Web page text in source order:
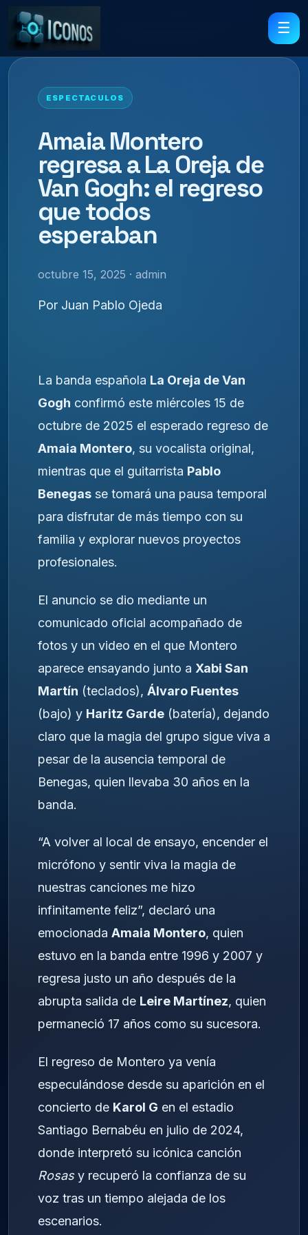
☰
ESPECTACULOS
Amaia Montero
regresa a La Oreja de
Van Gogh: el regreso
que todos
esperaban
octubre 15, 2025 · admin
Por Juan Pablo Ojeda
La banda española La Oreja de Van
Gogh confirmó este miércoles 15 de
octubre de 2025 el esperado regreso de
Amaia Montero, su vocalista original,
mientras que el guitarrista Pablo
Benegas se tomará una pausa temporal
para disfrutar de más tiempo con su
familia y explorar nuevos proyectos
profesionales.
El anuncio se dio mediante un
comunicado oficial acompañado de
fotos y un video en el que Montero
aparece ensayando junto a Xabi San
Martín (teclados), Álvaro Fuentes
(bajo) y Haritz Garde (batería), dejando
claro que la magia del grupo sigue viva a
pesar de la ausencia temporal de
Benegas, quien llevaba 30 años en la
banda.
“A volver al local de ensayo, encender el
micrófono y sentir viva la magia de
nuestras canciones me hizo
infinitamente feliz”, declaró una
emocionada Amaia Montero, quien
estuvo en la banda entre 1996 y 2007 y
regresa justo un año después de la
abrupta salida de Leire Martínez, quien
permaneció 17 años como su sucesora.
El regreso de Montero ya venía
especulándose desde su aparición en el
concierto de Karol G en el estadio
Santiago Bernabéu en julio de 2024,
donde interpretó su icónica canción
Rosasy recuperó la confianza de su
voz tras un tiempo alejada de los
escenarios.